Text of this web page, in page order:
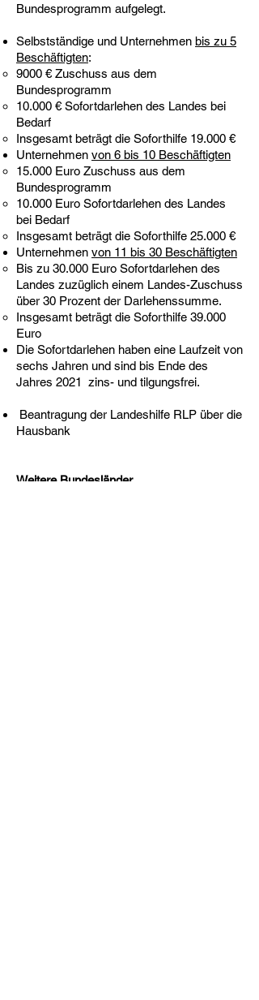
Bundesprogramm aufgelegt.
Selbstständige und Unternehmen bis zu 5
Beschäftigten:
9000 € Zuschuss aus dem
Bundesprogramm
10.000 € Sofortdarlehen des Landes bei
Bedarf
Insgesamt beträgt die Soforthilfe 19.000 €
Unternehmen von 6 bis 10 Beschäftigten
15.000 Euro Zuschuss aus dem
Bundesprogramm
10.000 Euro Sofortdarlehen des Landes
bei Bedarf
Insgesamt beträgt die Soforthilfe 25.000 €
Unternehmen von 11 bis 30 Beschäftigten
Bis zu 30.000 Euro Sofortdarlehen des
Landes zuzüglich einem Landes-Zuschuss
über 30 Prozent der Darlehenssumme.
Insgesamt beträgt die Soforthilfe 39.000
Euro
Die Sofortdarlehen haben eine Laufzeit von
sechs Jahren und sind bis Ende des
Jahres 2021 zins- und tilgungsfrei.
Beantragung der Landeshilfe RLP über die
Hausbank
Weitere Bundesländer